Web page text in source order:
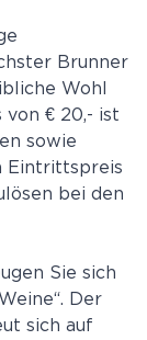
Brunner
Wohl
€ 20,- ist
sowie
Eintrittspreis
bei den
Sie sich
Der
sich auf